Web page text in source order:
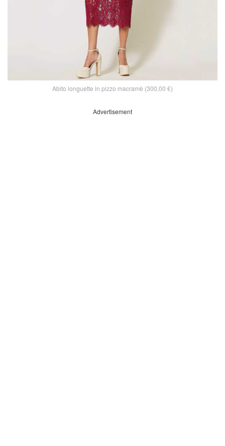
Abito longuette in pizzo macramè (300,00 €)
Advertisement